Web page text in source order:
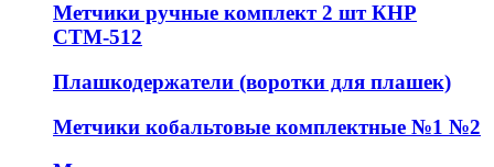
Метчики ручные комплект 2 шт КНР
СТМ-512
Плашкодержатели (воротки для плашек)
Метчики кобальтовые комплектные №1 №2